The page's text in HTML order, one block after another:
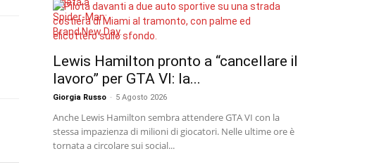
Lewis Hamilton pronto a “cancellare il
lavoro” per GTA VI: la...
Giorgia Russo - 5 Agosto 2026
Anche Lewis Hamilton sembra attendere GTA VI con la
stessa impazienza di milioni di giocatori. Nelle ultime ore è
tornata a circolare sui social...